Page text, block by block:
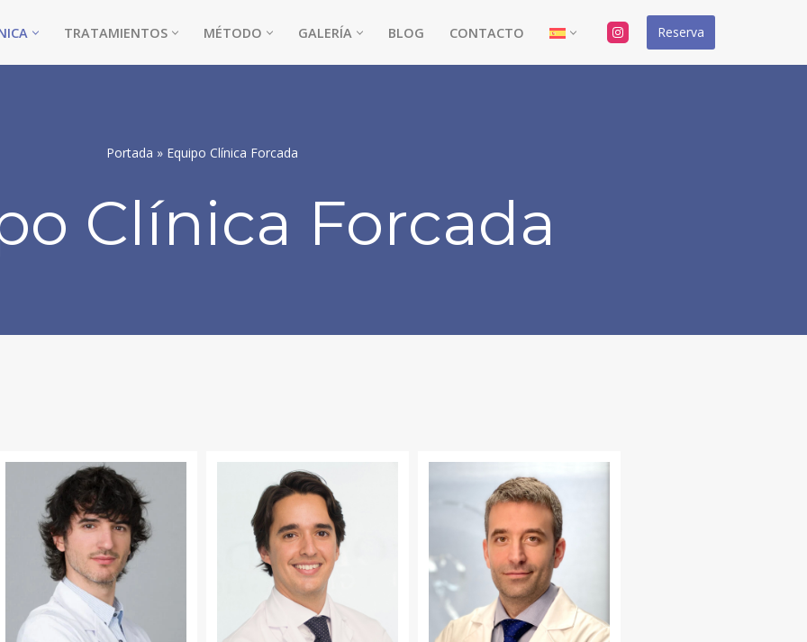
TRATAMIENTOS MÉTODO GALERÍA BLOG CONTACTO Reserva
Portada » Equipo Clínica Forcada
Clínica Forcada